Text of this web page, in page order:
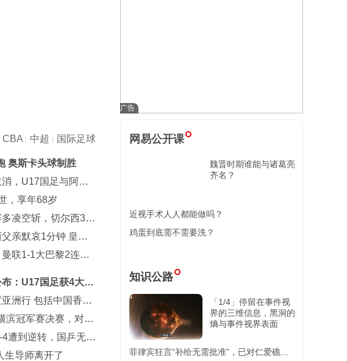
CBA | 中超 | 国际足球
奥斯卡头球制胜
，U17国足与阿森
，享年68岁
凌空斩，切尔西3-0
亲默哀1分钟 皇马
联1-1大巴黎2连胜
：U17国足获4大奖
洲行 包括中国香港
滨冠军赛决赛，对阵
遭到逆转，国乒无缘
生导师离开了
网易公开课
魏晋时期谁能与诸葛亮
齐名？
近视手术人人都能做吗？
鸡蛋到底需不需要洗？
知识公路
「1/4」停留在事件视
界的三维信息，黑洞的
熵与事件视界表面
菲律宾狂言“补给无需批准”，已对仁爱礁破